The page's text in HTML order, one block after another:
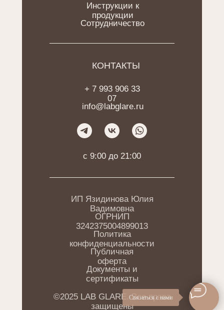
Связаться с нами
ИП Язидинова Юлия
Вадимовна
ОГРНИП
3242375004899013
Политика
конфиденциальности
Публичная
оферта
Документы и
сертификаты
©2025 LAB GLARE. Все права
защищены
Сотрудничество
Инструкции к
продукции
+ 7 993 906 33
07
info@labglare.ru
c 9:00 до 21:00
КОНТАКТЫ